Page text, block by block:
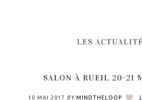
LES
SALON À RUEIL 20-21
10 MAI 2017 BY MINDTHELOOP